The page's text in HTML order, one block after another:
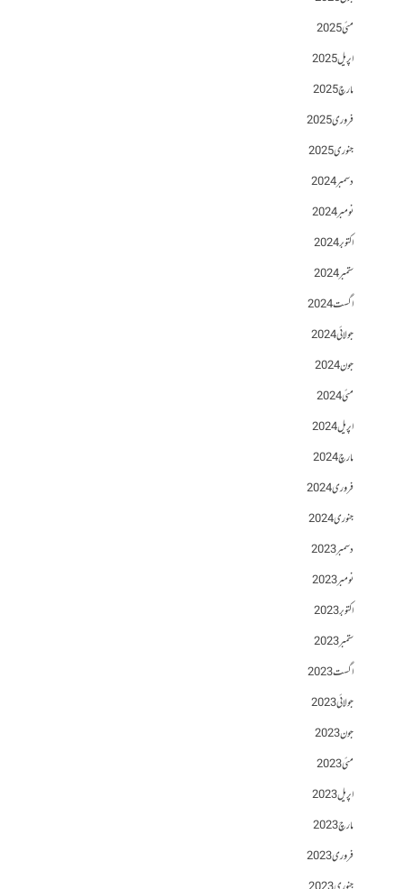
مئی 2025
اپریل 2025
مارچ 2025
فروری 2025
جنوری 2025
دسمبر 2024
نومبر 2024
اکتوبر 2024
ستمبر 2024
اگست 2024
جولائی 2024
جون 2024
مئی 2024
اپریل 2024
مارچ 2024
فروری 2024
جنوری 2024
دسمبر 2023
نومبر 2023
اکتوبر 2023
ستمبر 2023
اگست 2023
جولائی 2023
جون 2023
مئی 2023
اپریل 2023
مارچ 2023
فروری 2023